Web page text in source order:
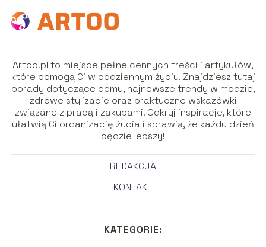
Artoo.pl to miejsce pełne cennych treści i artykułów,
które pomogą Ci w codziennym życiu. Znajdziesz tutaj
porady dotyczące domu, najnowsze trendy w modzie,
zdrowe stylizacje oraz praktyczne wskazówki
związane z pracą i zakupami. Odkryj inspiracje, które
ułatwią Ci organizację życia i sprawią, że każdy dzień
będzie lepszy!
REDAKCJA
KONTAKT
KATEGORIE: